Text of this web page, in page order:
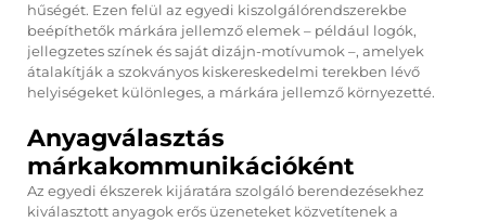
hűségét. Ezen felül az egyedi kiszolgálórendszerekbe
beépíthetők márkára jellemző elemek – például logók,
jellegzetes színek és saját dizájn-motívumok –, amelyek
átalakítják a szokványos kiskereskedelmi terekben lévő
helyiségeket különleges, a márkára jellemző környezetté.
Anyagválasztás
márkakommunikációként
Az egyedi ékszerek kijáratára szolgáló berendezésekhez
kiválasztott anyagok erős üzeneteket közvetítenek a